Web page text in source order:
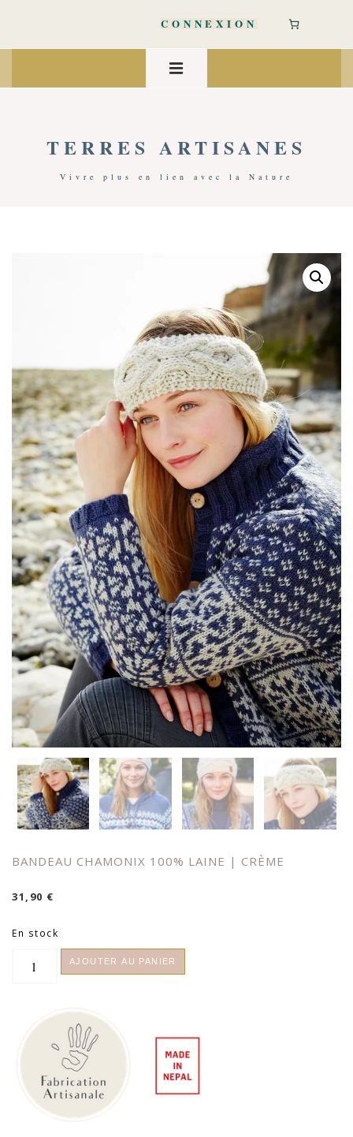
contenu
CONNEXION
TERRES ARTISANES
Vivre plus en lien avec la Nature
BANDEAU CHAMONIX 100% LAINE | CRÈME
31,90 €
En stock
laine
AJOUTER AU PANIER